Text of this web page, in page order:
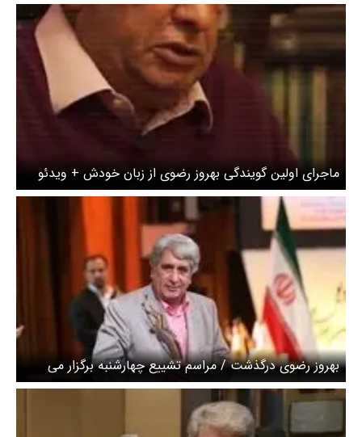
ماجرای اولین گویندگی بهروز رضوی از زبان خودش + ویدئو
بهروز رضوی درگذشت / مراسم تشییع چهارشنبه برگزار می
شود